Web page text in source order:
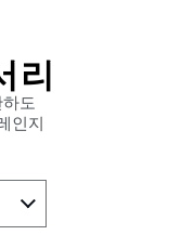
리
도
인지